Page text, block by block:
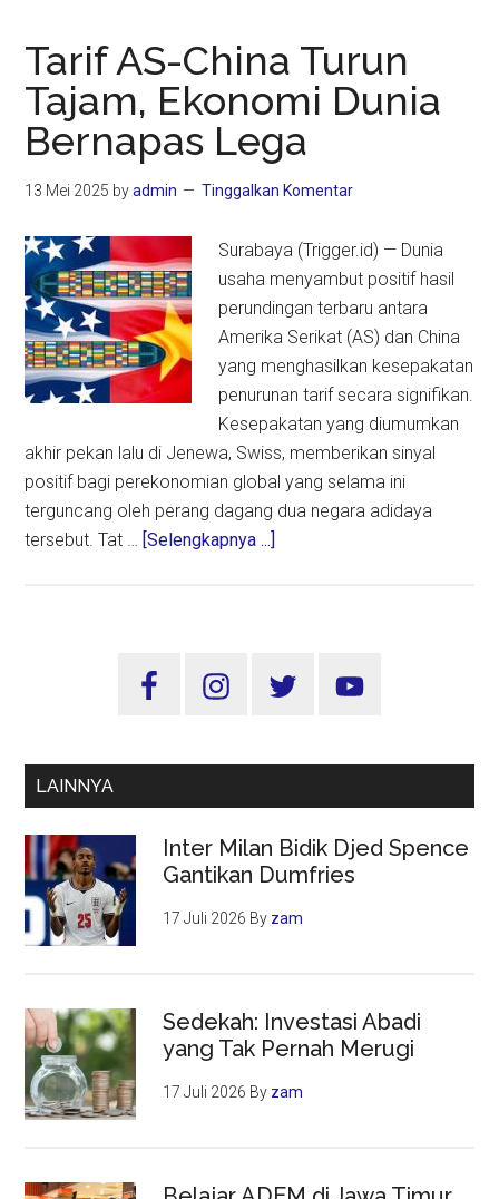
Tarif AS-China Turun
Tajam, Ekonomi Dunia
Bernapas Lega
13 Mei 2025 byadmin Tinggalkan Komentar
Surabaya (Trigger.id) — Dunia
usaha menyambut positif hasil
perundingan terbaru antara
Amerika Serikat (AS) dan China
yang menghasilkan kesepakatan
penurunan tarif secara signifikan.
Kesepakatan yang diumumkan
akhir pekan lalu di Jenewa, Swiss, memberikan sinyal
positif bagi perekonomian global yang selama ini
terguncang oleh perang dagang dua negara adidaya
tersebut. Tat … [Selengkapnya ...]
Tajam,
Bernapas
Sidebar
LAINNYA
Inter Milan Bidik Djed Spence
Gantikan Dumfries
17 Juli 2026 By zam
Sedekah: Investasi Abadi
yang Tak Pernah Merugi
17 Juli 2026 By zam